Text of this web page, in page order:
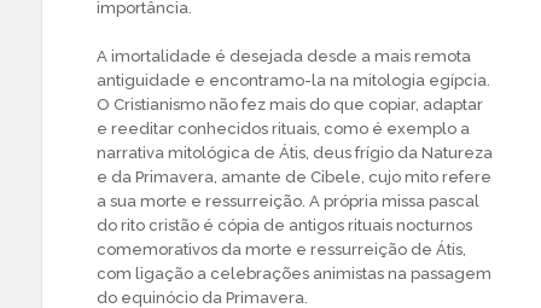
importância.
A imortalidade é desejada desde a mais remota
antiguidade e encontramo-la na mitologia egípcia.
O Cristianismo não fez mais do que copiar, adaptar
e reeditar conhecidos rituais, como é exemplo a
narrativa mitológica de Átis, deus frígio da Natureza
e da Primavera, amante de Cibele, cujo mito refere
a sua morte e ressurreição. A própria missa pascal
do rito cristão é cópia de antigos rituais nocturnos
comemorativos da morte e ressurreição de Átis,
com ligação a celebrações animistas na passagem
do equinócio da Primavera.